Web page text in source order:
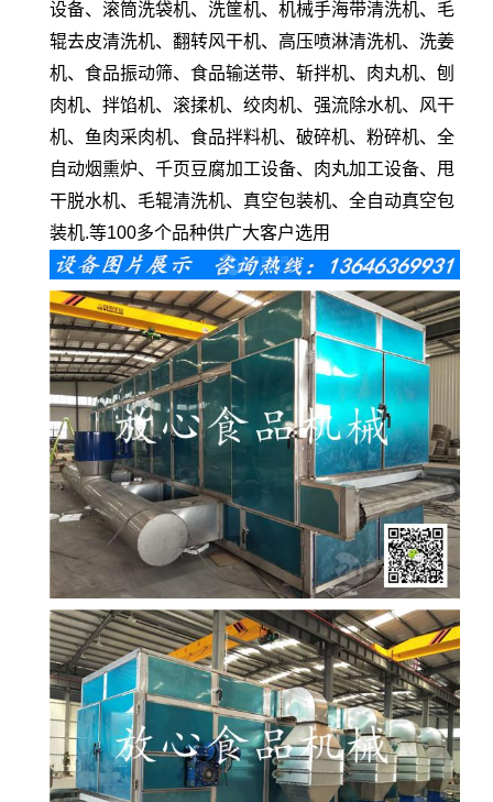
设备、滚筒洗袋机、洗筐机、机械手海带清洗机、毛
辊去皮清洗机、翻转风干机、高压喷淋清洗机、洗姜
机、食品振动筛、食品输送带、斩拌机、肉丸机、刨
肉机、拌馅机、滚揉机、绞肉机、强流除水机、风干
机、鱼肉采肉机、食品拌料机、破碎机、粉碎机、全
自动烟熏炉、千页豆腐加工设备、肉丸加工设备、甩
干脱水机、毛辊清洗机、真空包装机、全自动真空包
装机.等100多个品种供广大客户选用